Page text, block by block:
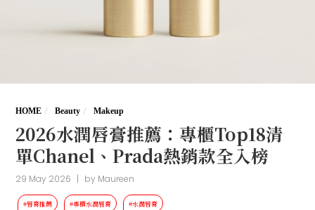
HOME Beauty Makeup
2026水潤唇膏推薦：專櫃Top18清
單Chanel、Prada熱銷款全入榜
29 May 2026 | by Maureen
#唇膏推薦 #專櫃水潤唇膏 #水潤唇膏